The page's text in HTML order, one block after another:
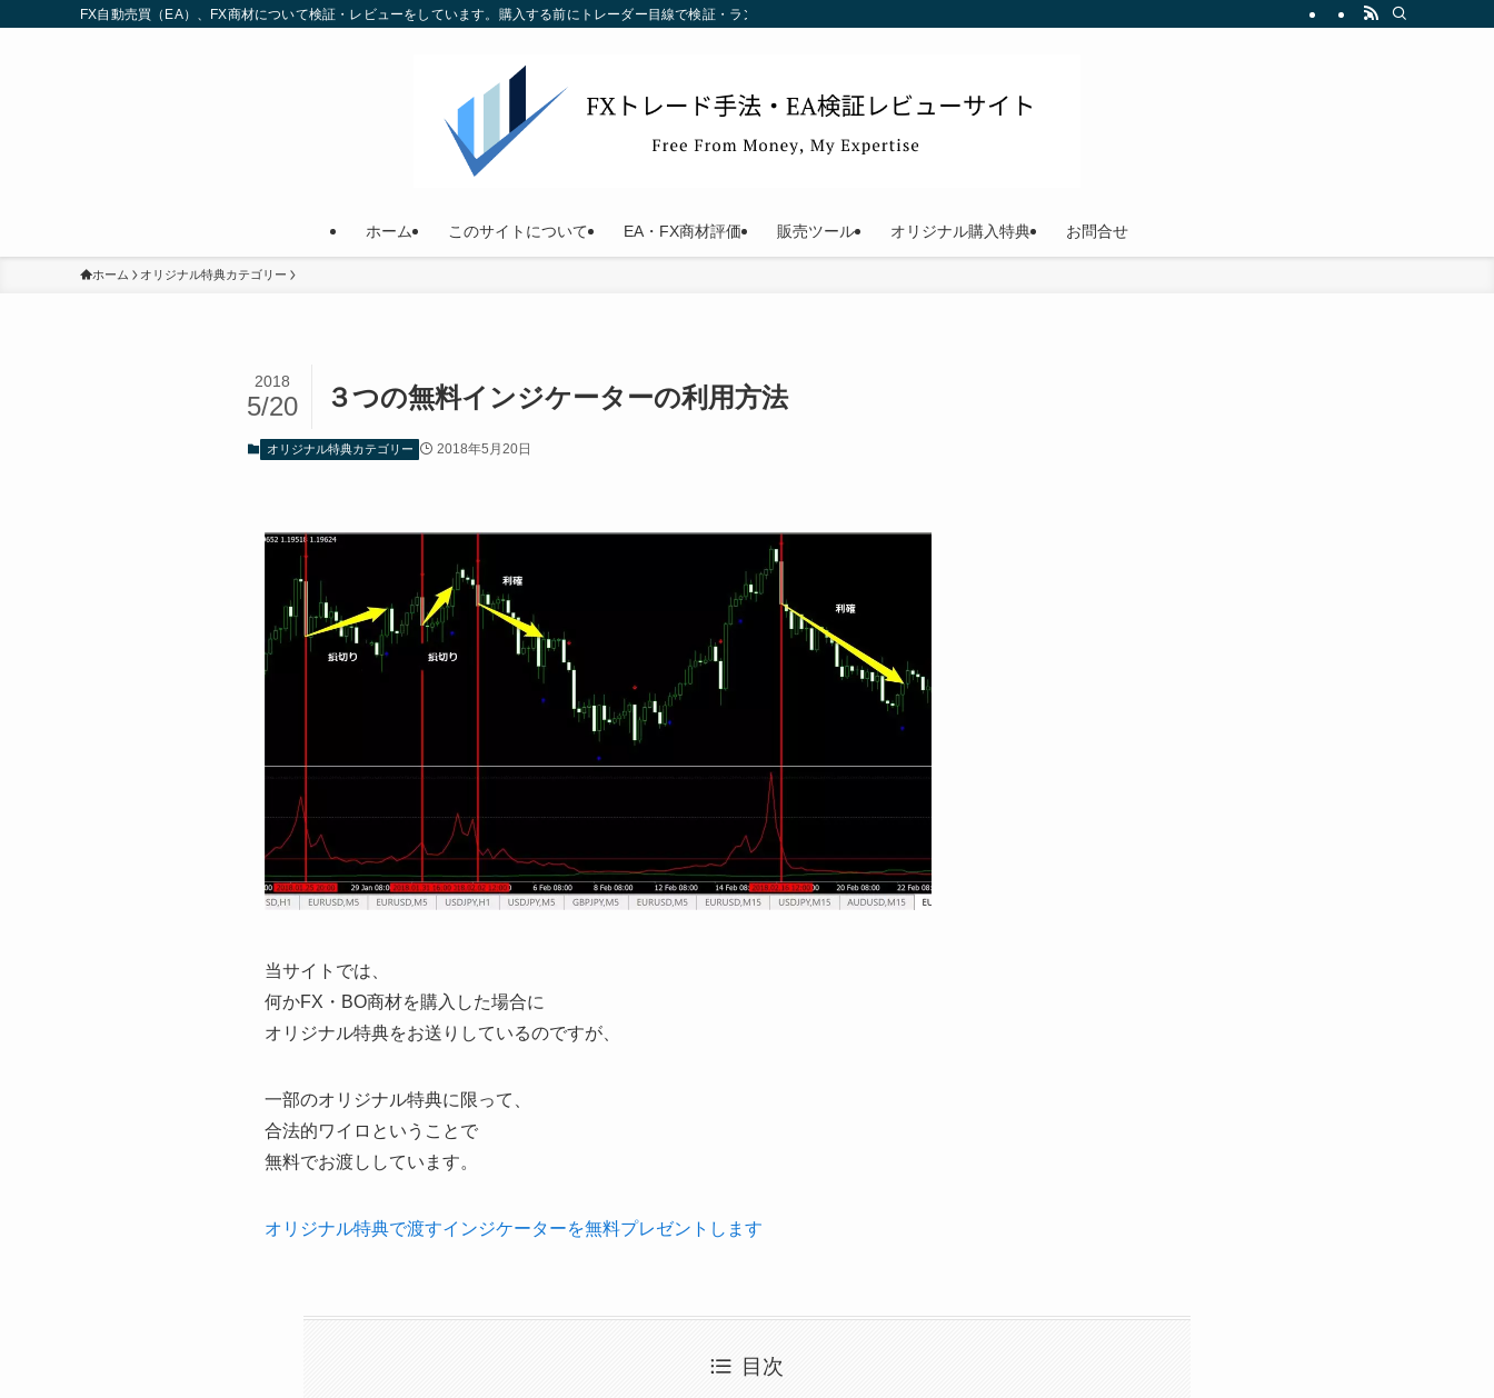
FX自動売買（EA）、FX商材について検証・レビューをしています。購入する前にトレーダー目線で検証・ランキング化している当サイトをご利用ください
ホーム このサイトについて EA・FX商材評価 販売ツール オリジナル購入特典 お問合せ
ホーム オリジナル特典カテゴリー
３つの無料インジケーターの利用方法
2018
5/20
オリジナル特典カテゴリー 2018年5月20日
当サイトでは、
何かFX・BO商材を購入した場合に
オリジナル特典をお送りしているのですが、
一部のオリジナル特典に限って、
合法的ワイロということで
無料でお渡ししています。
オリジナル特典で渡すインジケーターを無料プレゼントします
目次